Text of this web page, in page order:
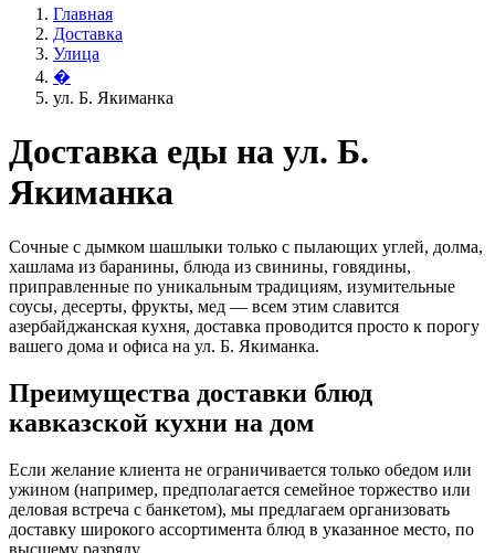
Главная
Доставка
Улица
�
ул. Б. Якиманка
Доставка еды на ул. Б.
Якиманка
Сочные с дымком шашлыки только с пылающих углей, долма,
хашлама из баранины, блюда из свинины, говядины,
приправленные по уникальным традициям, изумительные
соусы, десерты, фрукты, мед — всем этим славится
азербайджанская кухня, доставка проводится просто к порогу
вашего дома и офиса на ул. Б. Якиманка.
Преимущества доставки блюд
кавказской кухни на дом
Если желание клиента не ограничивается только обедом или
ужином (например, предполагается семейное торжество или
деловая встреча с банкетом), мы предлагаем организовать
доставку широкого ассортимента блюд в указанное место, по
высшему разряду.